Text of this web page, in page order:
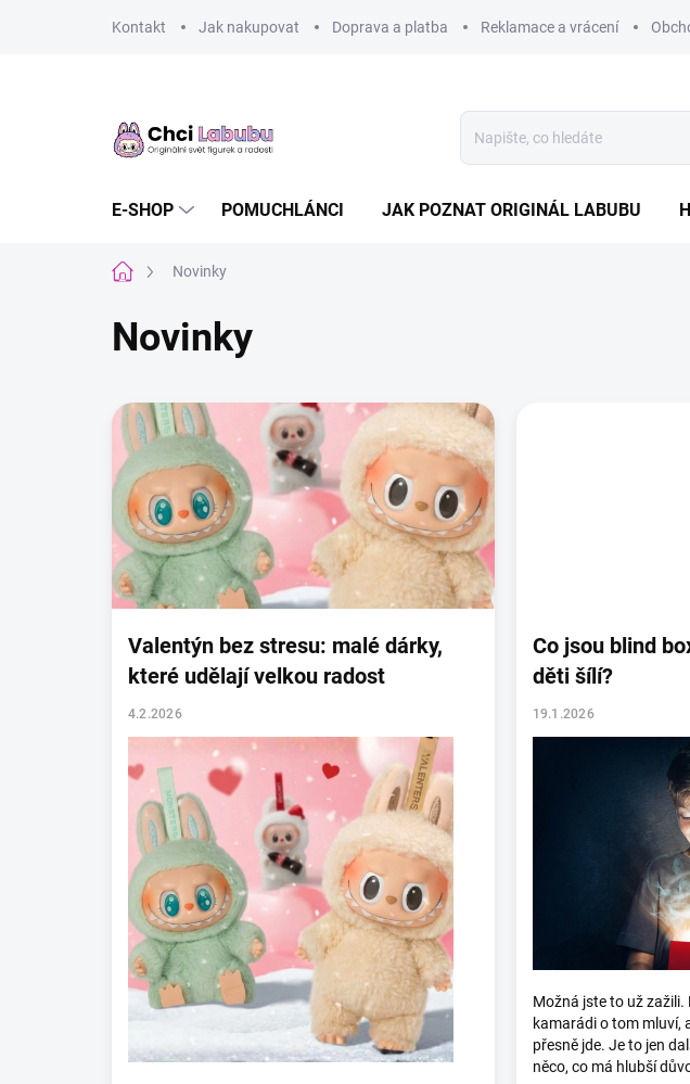
Kontakt Jak nakupovat Doprava a platba Reklamace a vrácení
E-SHOP POMUCHLÁNCI JAK POZNAT ORIGINÁL LABUBU
Domů Novinky
Novinky
V
ý
i
s
č
á
n
k
Valentýn bez stresu: malé dárky,
které udělají velkou radost
4.2.2026
Co jsou blind
děti šílí?
19.1.2026
Možná jste to už zažili.
kamarádi o tom mluví,
přesně jde. Je to jen
něco, co má hlubší